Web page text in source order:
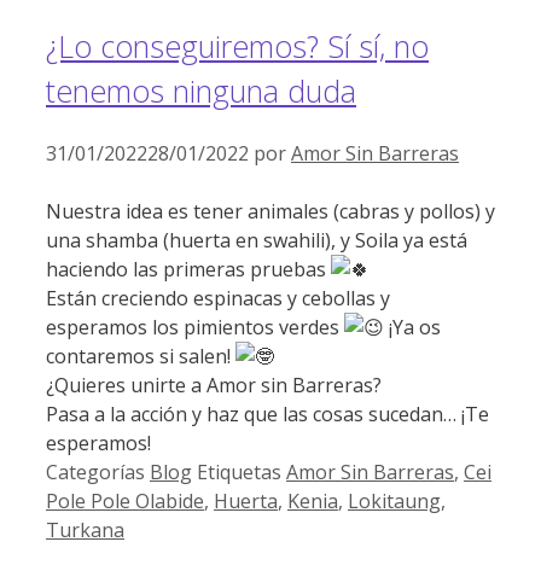
¿Lo conseguiremos? Sí sí, no
tenemos ninguna duda
31/01/202228/01/2022 porAmor Sin Barreras
Nuestra idea es tener animales (cabras y pollos) y
una shamba (huerta en swahili), y Soila ya está
haciendo las primeras pruebas
Están creciendo espinacas y cebollas y
esperamos los pimientos verdes
¡Ya os
contaremos si salen!
¿Quieres unirte a Amor sin Barreras?
Pasa a la acción y haz que las cosas sucedan… ¡Te
esperamos!
Categorías Blog Etiquetas Amor Sin Barreras, Cei
Pole Pole Olabide, Huerta, Kenia, Lokitaung,
Turkana